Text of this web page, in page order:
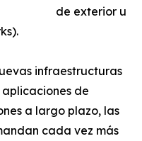
de exterior u
infraestructuras
de
a largo plazo, las
cada vez más